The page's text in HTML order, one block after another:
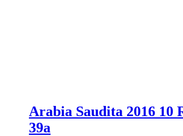
Arabia Saudita 2016 10
39a